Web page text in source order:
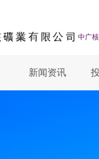
中广
新闻资讯